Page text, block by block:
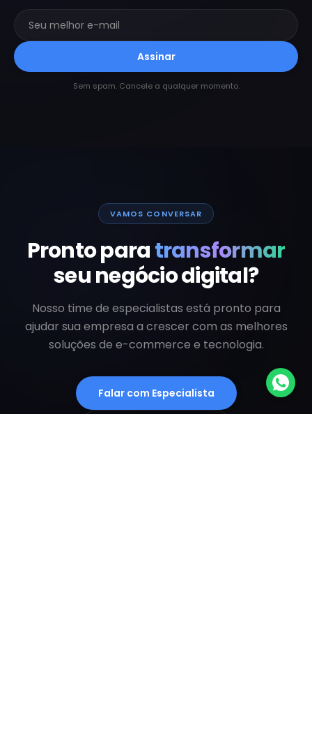
Assinar
Sem spam. Cancele a qualquer momento.
VAMOS CONVERSAR
Pronto paratransformar
seu negócio digital?
Nosso time de especialistas está pronto para
ajudar sua empresa a crescer com as melhores
soluções de e-commerce e tecnologia.
Falar com Especialista